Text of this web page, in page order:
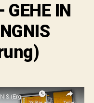
GEHE IN